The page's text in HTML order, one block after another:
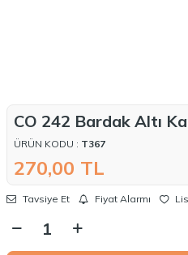
CO 242 Bardak Altı
ÜRÜN KODU : T367
270,00 TL
Tavsiye Et Fiyat Alarmı